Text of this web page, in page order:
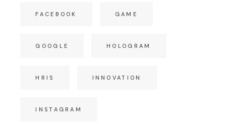
FACEBOOK GAME
GOOGLE HOLOGRAM
HRIS INNOVATION
INSTAGRAM